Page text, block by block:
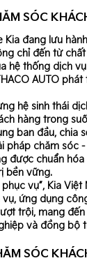
SÓC
đang lưu
chỉ đến từ
hệ thống dịch
AUTO
hệ sinh thái
hàng trong
ban đầu, chia
pháp chăm sóc
được chuẩn
bền vững.
vụ”, Kia
ứng dụng
trội, mang
và đồng bộ
SÓC